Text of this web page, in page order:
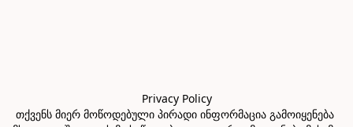
Privacy Policy
თქვენს მიერ მოწოდებული პირადი ინფორმაცია გამოიყენება